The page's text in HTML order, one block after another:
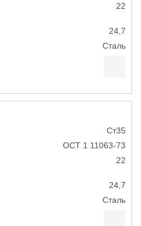
22
24,7
Сталь
Ст35
ОСТ 1 11063-73
22
24,7
Сталь